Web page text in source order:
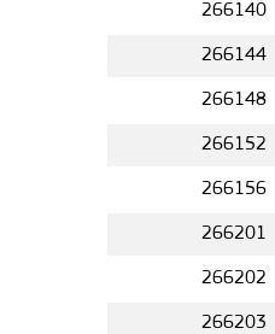
266140
266144
266148
266152
266156
266201
266202
266203